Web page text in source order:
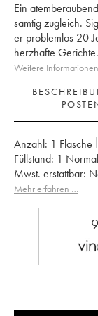
Ein
samtig zugleich.
er problemlos 20
herzhafte Gerichte.
Weitere Informationen
Anzahl: 1 Flasche
Füllstand: 1 Normal
Mwst. erstattbar:
Eigentümer:
Mehr erfahren …